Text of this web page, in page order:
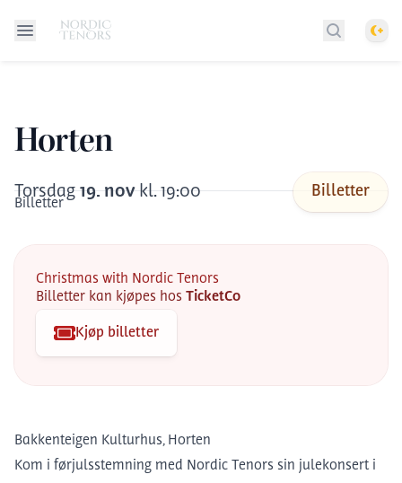
Søk etter
Horten
Torsdag 19.nov kl.19:00 Billetter
Billetter
Christmas with Nordic Tenors
Billetter kan kjøpes hos TicketCo
Kjøp billetter
Bakkenteigen Kulturhus, Horten
Kom i førjulsstemning med Nordic Tenors sin julekonsert i